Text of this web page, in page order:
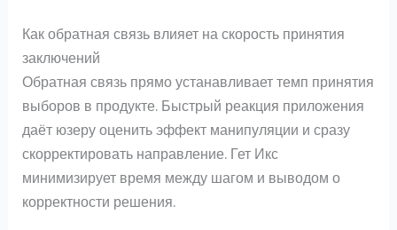
Как обратная связь влияет на скорость принятия
заключений
Обратная связь прямо устанавливает темп принятия
выборов в продукте. Быстрый реакция приложения
даёт юзеру оценить эффект манипуляции и сразу
скорректировать направление. Гет Икс
минимизирует время между шагом и выводом о
корректности решения.